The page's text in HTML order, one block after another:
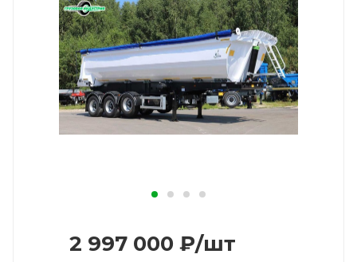
2 997 000 ₽/шт